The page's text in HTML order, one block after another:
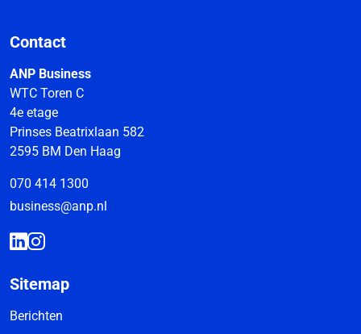
Contact
ANP Business
WTC Toren C
4e etage
Prinses Beatrixlaan 582
2595 BM Den Haag
070 414 1300
business@anp.nl
Sitemap
Berichten